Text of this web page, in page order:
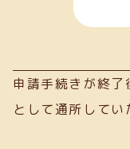
申請手続きが終
として通所してい